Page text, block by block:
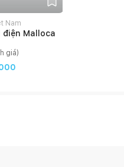
Nam
điện Malloca
giá)